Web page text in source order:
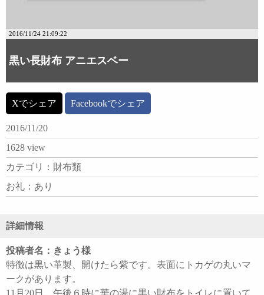
2016/11/24 21:09:22
黒い長財布 アニエスベー
Xでシェア Facebookでシェア
2016/11/20
1628 view
カテゴリ：財布類
お礼：あり
詳細情報
投稿者名：きょう様
特徴は黒い革製、開けたら紫です。表面にトカゲの丸いマ
ークがあります。
11月20日、午後６時に華の湯に黒い財布をトイレに置いて